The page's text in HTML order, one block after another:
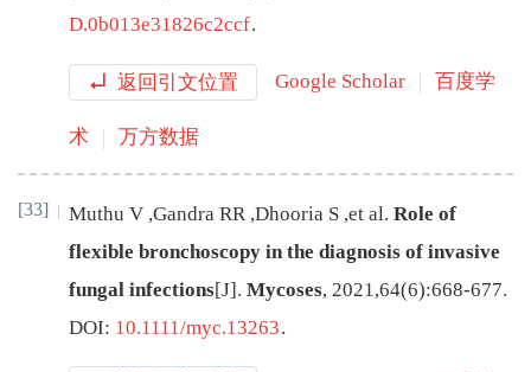
D.0b013e31826c2ccf.
返回引文位置 Google Scholar 百度学
术 万方数据
[33] Muthu V ,Gandra RR ,Dhooria S ,et al. Role of
flexible bronchoscopy in the diagnosis of invasive
fungal infections[J]. Mycoses, 2021 ,64(6):668-677.
DOI: 10.1111/myc.13263.